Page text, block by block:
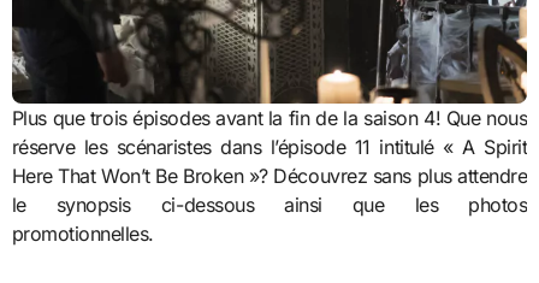
Plus que trois épisodes avant la fin de la saison 4! Que nous
réserve les scénaristes dans l’épisode 11 intitulé « A Spirit
Here That Won’t Be Broken »? Découvrez sans plus attendre
le synopsis ci-dessous ainsi que les photos
promotionnelles.